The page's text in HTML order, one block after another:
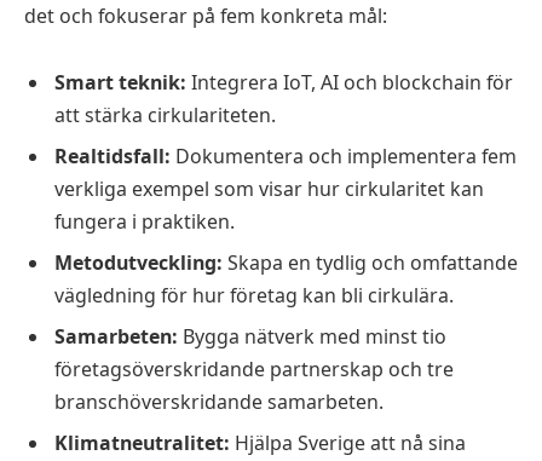
det och fokuserar på fem konkreta mål:
Smart teknik: Integrera IoT, AI och blockchain för
att stärka cirkulariteten.
Realtidsfall: Dokumentera och implementera fem
verkliga exempel som visar hur cirkularitet kan
fungera i praktiken.
Metodutveckling: Skapa en tydlig och omfattande
vägledning för hur företag kan bli cirkulära.
Samarbeten: Bygga nätverk med minst tio
företagsöverskridande partnerskap och tre
branschöverskridande samarbeten.
Klimatneutralitet: Hjälpa Sverige att nå sina